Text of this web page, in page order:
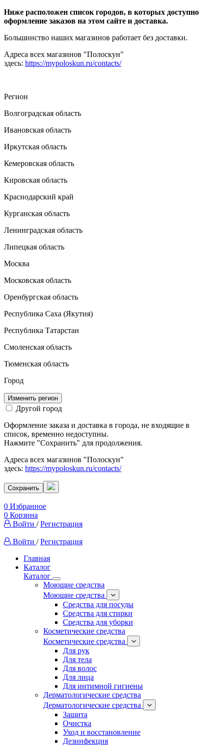
Ниже расположен список городов, в которых доступно
оформление заказов на этом сайте и доставка.
Большинство наших магазинов работает без доставки.
Адреса всех магазинов "Полоскун"
здесь: https://mypoloskun.ru/contacts/
Регион
Волгоградская область
Ивановская область
Иркутская область
Кемеровская область
Кировская область
Краснодарский край
Курганская область
Ленинградская область
Липецкая область
Москва
Московская область
Оренбургская область
Республика Саха (Якутия)
Республика Татарстан
Смоленская область
Тюменская область
Город
Изменить регион
Другой город
Оформление заказа и доставка в города, не входящие в
список, временно недоступны.
Нажмите "Сохранить" для продолжения.
Адреса всех магазинов "Полоскун"
здесь: https://mypoloskun.ru/contacts/
Сохранить
0 Избранное
0 Корзина
Войти / Регистрация
Войти / Регистрация
Главная
Каталог
Каталог
Моющие средства
Моющие средства
Средства для посуды
Средства для стирки
Средства для уборки
Косметические средства
Косметические средства
Для рук
Для тела
Для волос
Для лица
Для интимной гигиены
Дерматологические средства
Дерматологические средства
Защита
Очистка
Уход и восстановление
Дезинфекция